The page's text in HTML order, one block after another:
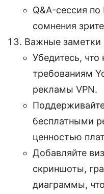
Q&A-сессия по
сомнения
Важные заметки
Убедитесь, что
требованиям
рекламы VPN.
бесплатными
ценностью
Добавляйте
скриншоты,
диаграммы,